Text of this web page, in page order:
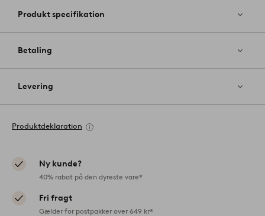
Produkt specifikation
Betaling
Levering
Produktdeklaration
Ny kunde?
40% rabat på den dyreste vare*
Fri fragt
Gælder for postpakker over 649 kr*